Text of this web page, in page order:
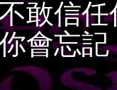
敢信
會忘